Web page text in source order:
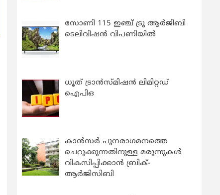
സോണി 115 ഇഞ്ച് ട്രൂ ആർജിബി
ടെലിവിഷൻ വിപണിയിൽ
ധൂത് ട്രാൻസ്മിഷൻ ലിമിറ്റഡ്
ഐപിഒ
കാന്‍സര്‍ പുനരാഗമനത്തെ
ചെറുക്കുന്നതിനുള്ള മരുന്നുകള്‍
വികസിപ്പിക്കാന്‍ ബ്രിക്-
ആര്‍ജിസിബി